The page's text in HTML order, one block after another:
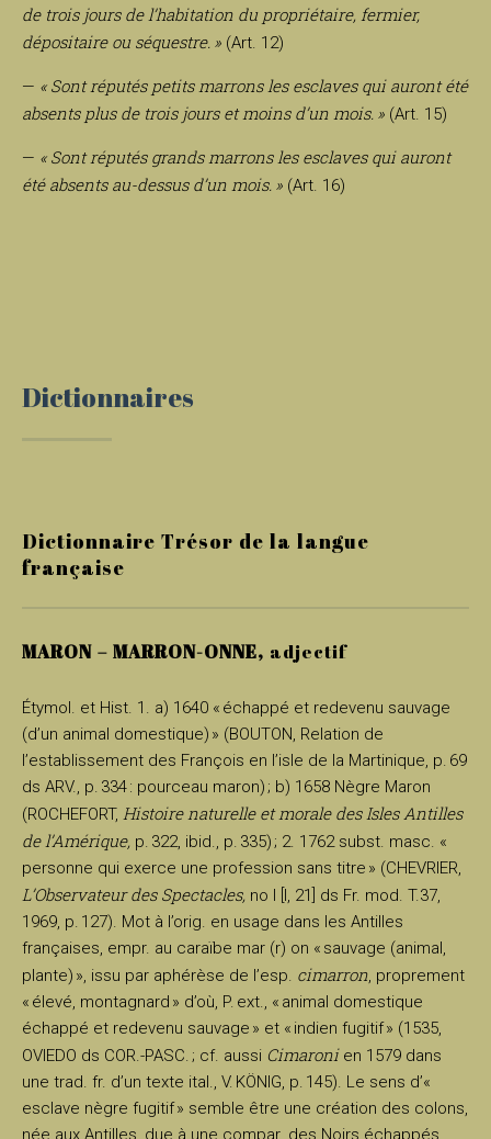
de trois jours de l’habitation du propriétaire, fermier,
dépositaire ou séquestre. » (Art. 12)
— « Sont réputés petits marrons les esclaves qui auront été
absents plus de trois jours et moins d’un mois. » (Art. 15)
— « Sont réputés grands marrons les esclaves qui auront
été absents au-dessus d’un mois. » (Art. 16)
Dictionnaires
Dictionnaire Trésor de la langue
française
MARON – MARRON-ONNE, adjectif
Étymol. et Hist. 1. a) 1640 « échappé et redevenu sauvage
(d’un animal domestique) » (BOUTON, Relation de
l’establissement des François en l’isle de la Martinique, p. 69
ds ARV., p. 334 : pourceau maron) ; b) 1658 Nègre Maron
(ROCHEFORT, Histoire naturelle et morale des Isles Antilles
de l’Amérique, p. 322, ibid., p. 335) ; 2. 1762 subst. masc. «
personne qui exerce une profession sans titre » (CHEVRIER,
L’Observateur des Spectacles, no I [I, 21] ds Fr. mod. T.37,
1969, p. 127). Mot à l’orig. en usage dans les Antilles
françaises, empr. au caraïbe mar (r) on « sauvage (animal,
plante) », issu par aphérèse de l’esp. cimarron, proprement
« élevé, montagnard » d’où, P. ext., « animal domestique
échappé et redevenu sauvage » et « indien fugitif » (1535,
OVIEDO ds COR.-PASC. ; cf. aussi Cimaronien 1579 dans
une trad. fr. d’un texte ital., V. KÖNIG, p. 145). Le sens d’«
esclave nègre fugitif » semble être une création des colons,
née aux Antilles, due à une compar. des Noirs échappés